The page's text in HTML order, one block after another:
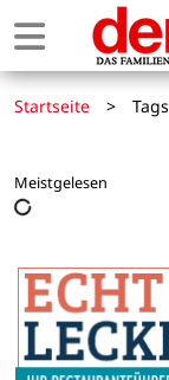
Startseite > Tags
Meistgelesen